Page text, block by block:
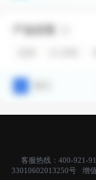
客服热线：400-921-
33010602013250号 增